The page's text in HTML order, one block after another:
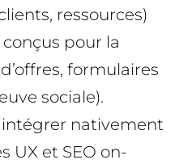
ressources)
pour la
formulaires
sociale).
nativement
UX et SEO on-